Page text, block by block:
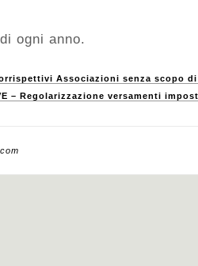
ogni anno.
Associazioni senza scopo
– Regolarizzazione versamenti